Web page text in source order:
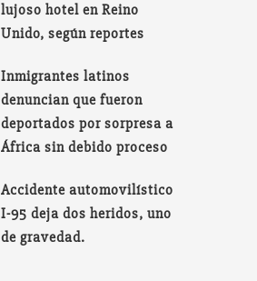
lujoso hotel en Reino
Unido, según reportes
Inmigrantes latinos
denuncian que fueron
deportados por sorpresa a
África sin debido proceso
Accidente automovilístico
I-95 deja dos heridos, uno
de gravedad.